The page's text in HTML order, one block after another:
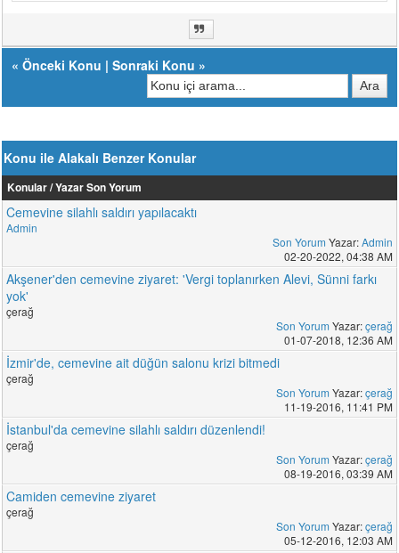
«Önceki Konu |Sonraki Konu »
Konu ile Alakalı Benzer Konular
Konular / YazarSon Yorum
Cemevine silahlı saldırı yapılacaktı
Admin
Son Yorum Yazar:Admin
02-20-2022, 04:38 AM
Akşener'den cemevine ziyaret: 'Vergi toplanırken Alevi, Sünni farkı
yok'
çerağ
Son Yorum Yazar:çerağ
01-07-2018, 12:36 AM
İzmir'de, cemevine ait düğün salonu krizi bitmedi
çerağ
Son Yorum Yazar:çerağ
11-19-2016, 11:41 PM
İstanbul'da cemevine silahlı saldırı düzenlendi!
çerağ
Son Yorum Yazar:çerağ
08-19-2016, 03:39 AM
Camiden cemevine ziyaret
çerağ
Son Yorum Yazar:çerağ
05-12-2016, 12:03 AM